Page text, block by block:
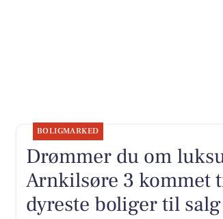
BOLIGMARKED
Drømmer du om
Arnkilsøre 3 kommet
dyreste boliger til